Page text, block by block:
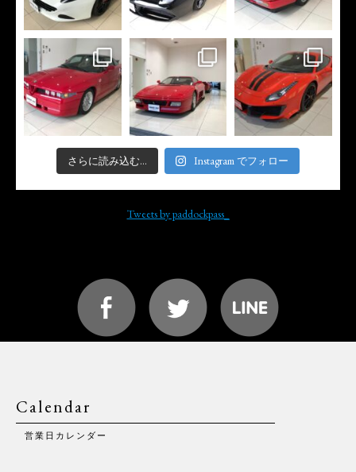
さらに読み込む... Instagram でフォロー
Tweets by paddockpass_
Calendar
営業日カレンダー